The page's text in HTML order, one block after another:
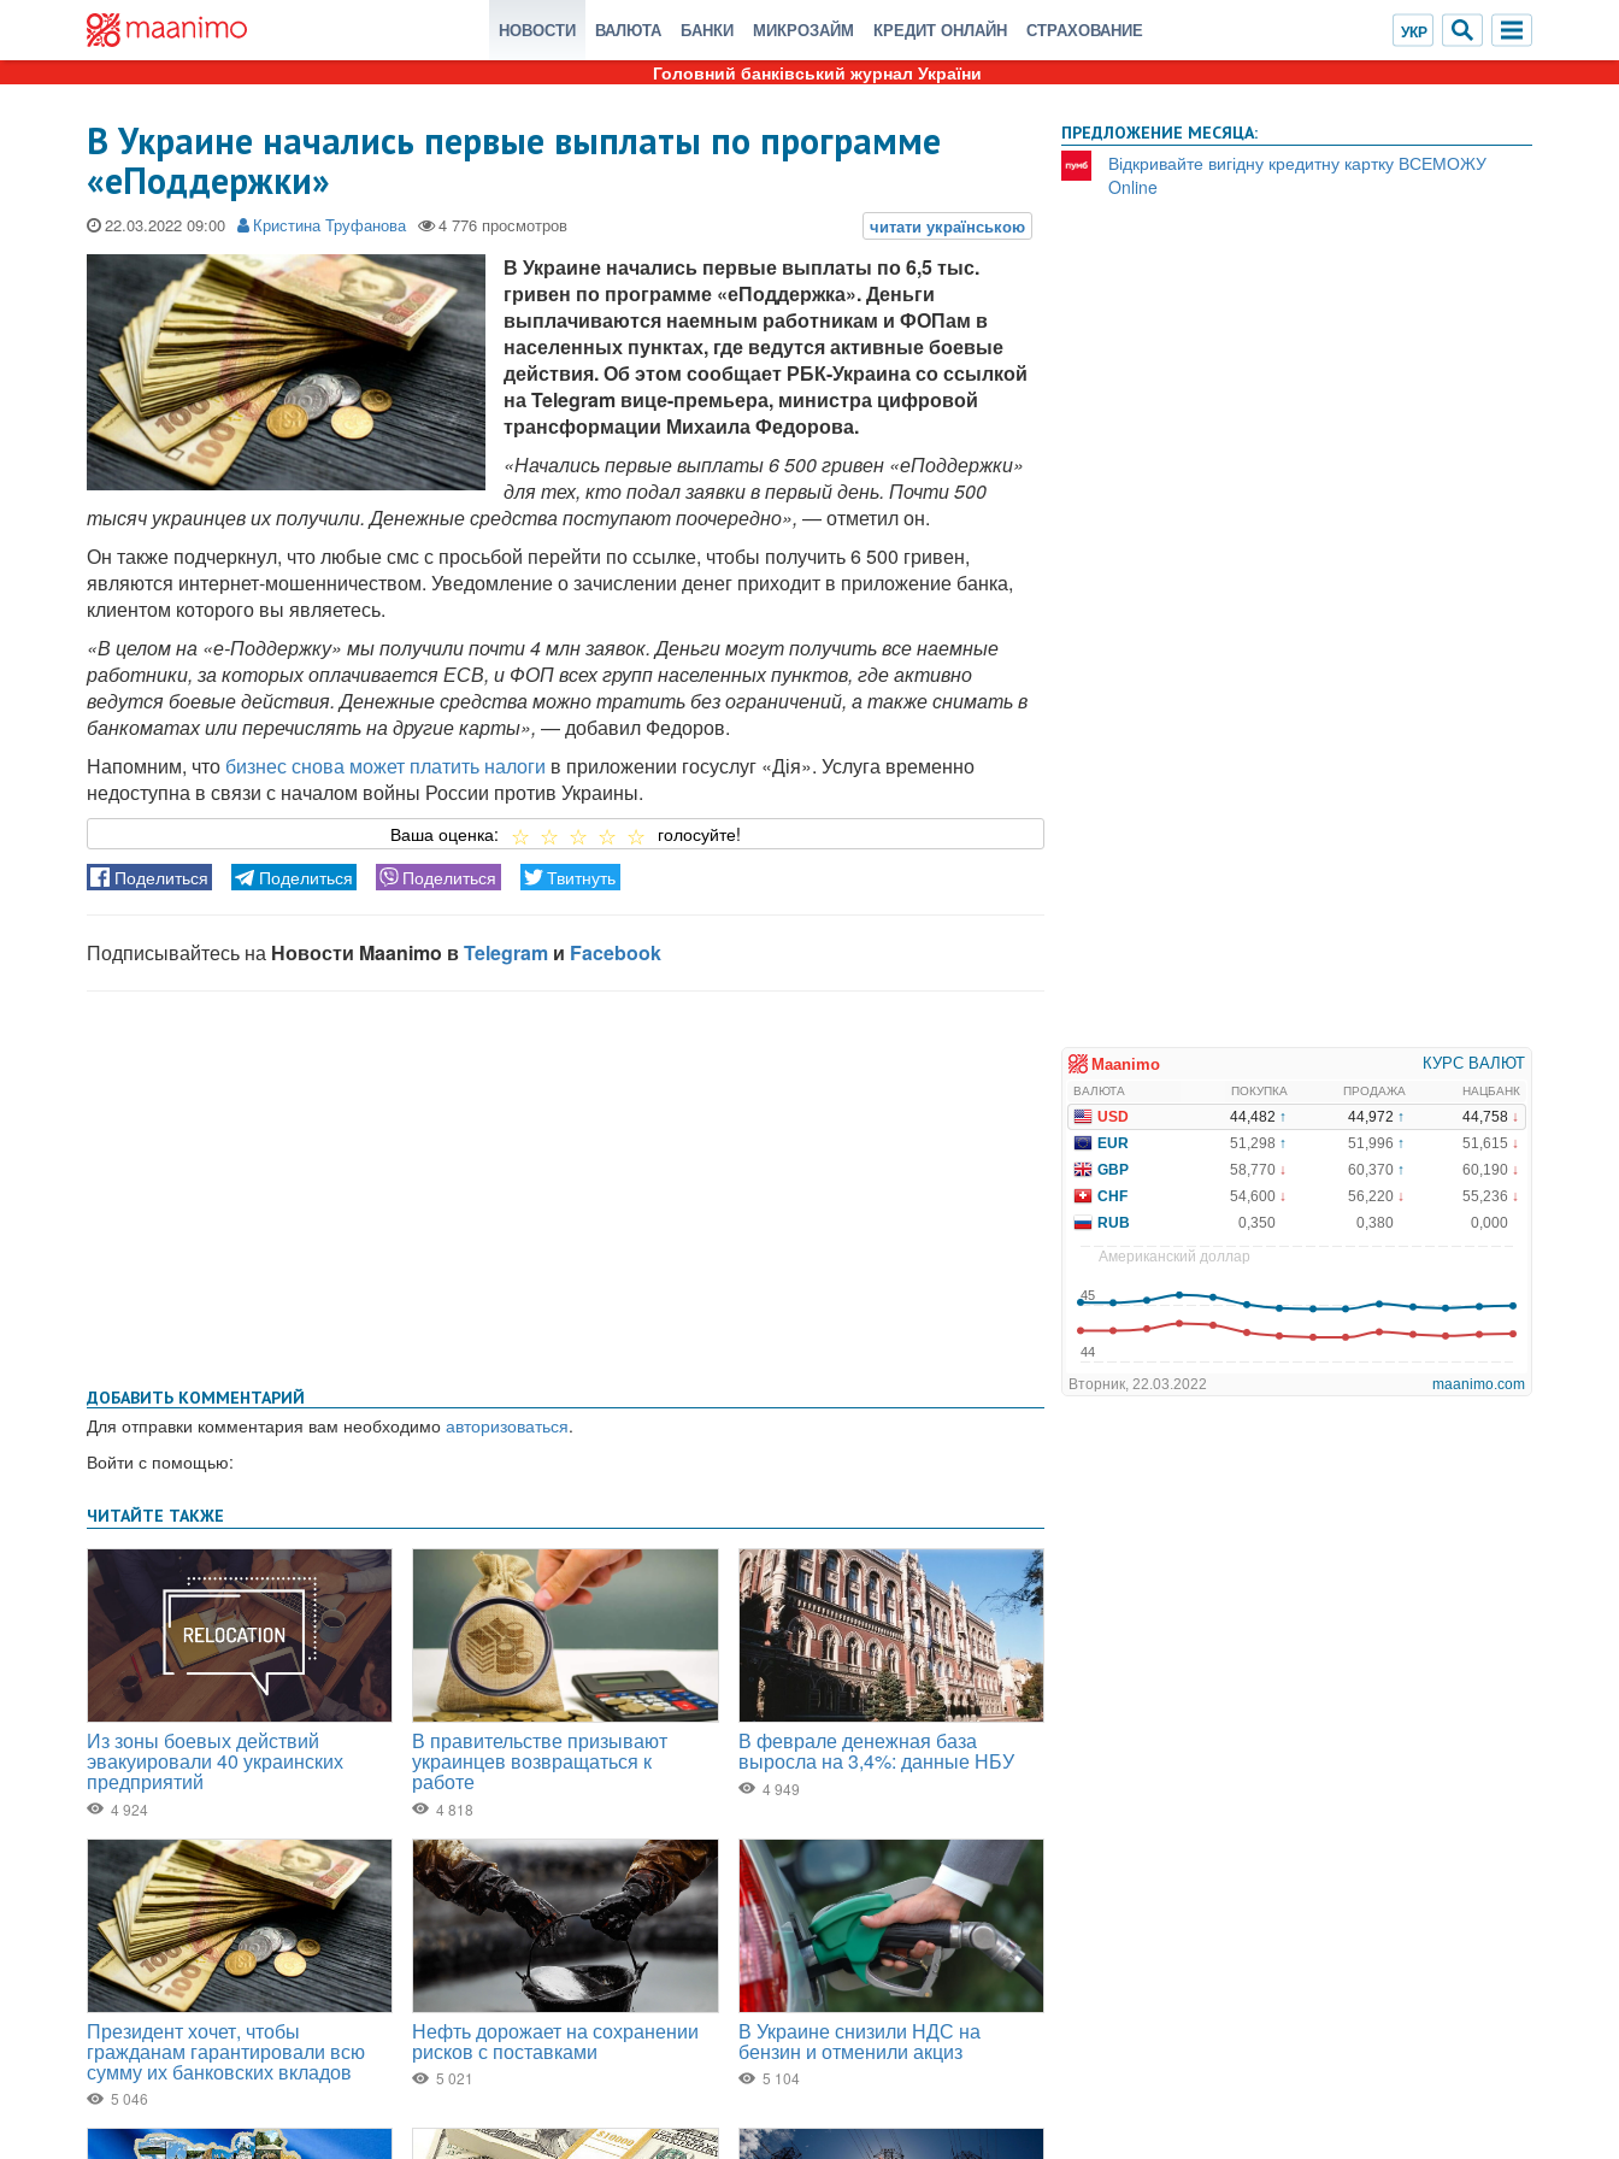
НОВОСТИ ВАЛЮТА БАНКИ МИКРОЗАЙМ КРЕДИТ ОНЛАЙН СТРАХОВАНИЕ
Головний банківський журнал України
В Украине начались первые выплаты по программе
«еПоддержки»
22.03.2022 Кристина Труфанова
В Украине начались первые выплаты по 6,5 тыс.
гривен по программе «еПоддержка». Деньги
выплачиваются наемным работникам и ФОПам в
населенных пунктах, где ведутся активные боевые
действия. Об этом сообщает РБК-Украина со ссылкой
на Telegram вице-премьера, министра цифровой
трансформации Михаила Федорова.
«Начались первые выплаты 6 500 гривен «еПоддержки»
для тех, кто подал заявки в первый день. Почти 500
тысяч украинцев их получили. Денежные средства поступают поочередно», — отметил он.
Он также подчеркнул, что любые смс с просьбой перейти по ссылке, чтобы получить 6 500 гривен,
являются интернет-мошенничеством. Уведомление о зачислении денег приходит в приложение банка,
клиентом которого вы являетесь.
«В целом на «е-Поддержку» мы получили почти 4 млн заявок. Деньги могут получить все наемные
работники, за которых оплачивается ЕСВ, и ФОП всех групп населенных пунктов, где активно
ведутся боевые действия. Денежные средства можно тратить без ограничений, а также снимать в
банкоматах или перечислять на другие карты», — добавил Федоров.
Напомним, что бизнес снова может платить налоги в приложении госуслуг «Дія». Услуга временно
недоступна в связи с началом войны России против Украины.
ДОБАВИТЬ КОММЕНТАРИЙ
Для отправки комментария вам необходимо авторизоваться.
Войти с помощью:
ПРЕДЛОЖЕНИЕ МЕСЯЦА:
Відкривайте вигідну кредитну картку ВСЕМОЖУ
Online